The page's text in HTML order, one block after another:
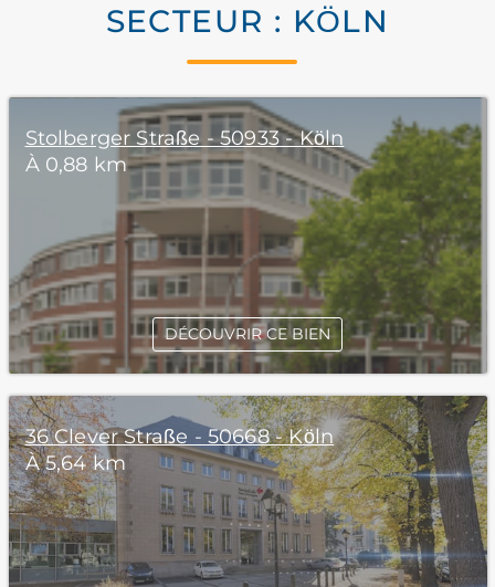
SECTEUR : KÖLN
Stolberger Straße - 50933 - Köln
À 0,88 km
DÉCOUVRIR CE BIEN
36 Clever Straße - 50668 - Köln
À 5,64 km